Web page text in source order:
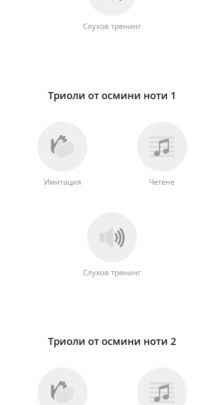
Слухов тренинг
Триоли от осмини ноти 1
Имитация Четене
Слухов тренинг
Триоли от осмини ноти 2